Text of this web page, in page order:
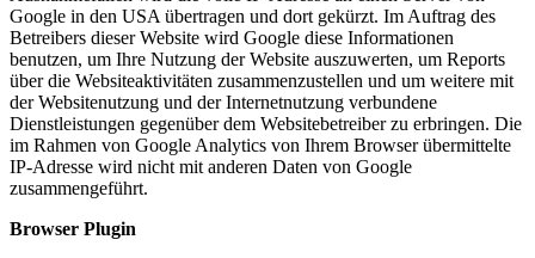
Google in den USA übertragen und dort gekürzt. Im Auftrag des
Betreibers dieser Website wird Google diese Informationen
benutzen, um Ihre Nutzung der Website auszuwerten, um Reports
über die Websiteaktivitäten zusammenzustellen und um weitere mit
der Websitenutzung und der Internetnutzung verbundene
Dienstleistungen gegenüber dem Websitebetreiber zu erbringen. Die
im Rahmen von Google Analytics von Ihrem Browser übermittelte
IP-Adresse wird nicht mit anderen Daten von Google
zusammengeführt.
Browser Plugin